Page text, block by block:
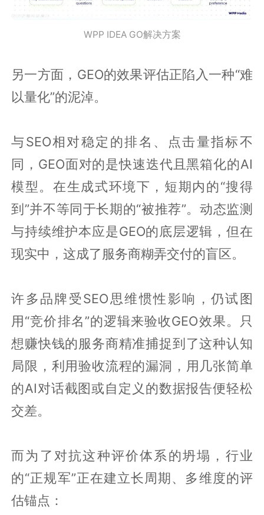
WPP IDEA GO解决方案
另一方面，GEO的效果评估正陷入一种“难
以量化”的泥淖。
与SEO相对稳定的排名、点击量指标不
同，GEO面对的是快速迭代且黑箱化的AI
模型。在生成式环境下，短期内的“搜得
到”并不等同于长期的“被推荐”。动态监测
与持续维护本应是GEO的底层逻辑，但在
现实中，这成了服务商糊弄交付的盲区。
许多品牌受SEO思维惯性影响，仍试图
用“竞价排名”的逻辑来验收GEO效果。只
想赚快钱的服务商精准捕捉到了这种认知
局限，利用验收流程的漏洞，用几张简单
的AI对话截图或自定义的数据报告便轻松
交差。
而为了对抗这种评价体系的坍塌，行业
的“正规军”正在建立长周期、多维度的评
估锚点：